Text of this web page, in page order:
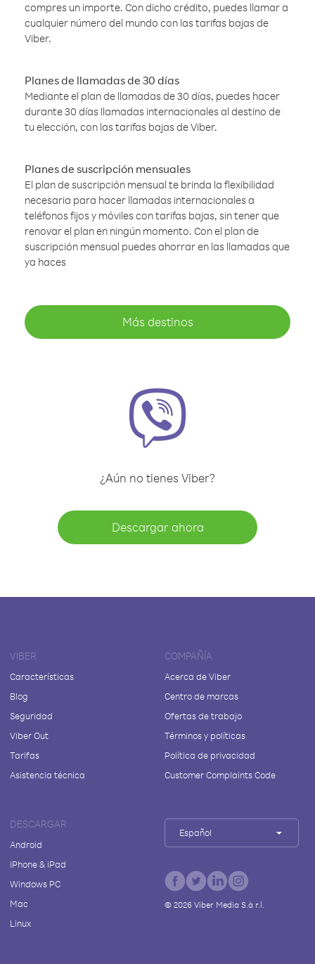
compres un importe. Con dicho crédito, puedes llamar a
cualquier número del mundo con las tarifas bajas de
Viber.
Planes de llamadas de 30 días
Mediante el plan de llamadas de 30 días, puedes hacer
durante 30 días llamadas internacionales al destino de
tu elección, con las tarifas bajas de Viber.
Planes de suscripción mensuales
El plan de suscripción mensual te brinda la flexibilidad
necesaria para hacer llamadas internacionales a
teléfonos fijos y móviles con tarifas bajas, sin tener que
renovar el plan en ningún momento. Con el plan de
suscripción mensual puedes ahorrar en las llamadas que
ya haces
Más destinos
¿Aún no tienes Viber?
Descargar ahora
VIBER
Características
Blog
Seguridad
Viber Out
Tarifas
Asistencia técnica
COMPAÑÍA
Acerca de Viber
Centro de marcas
Ofertas de trabajo
Términos y políticas
Política de privacidad
Customer Complaints Code
DESCARGAR
Android
iPhone & iPad
Windows PC
Mac
Linux
Español
© 2026Viber Media S.à r.l.